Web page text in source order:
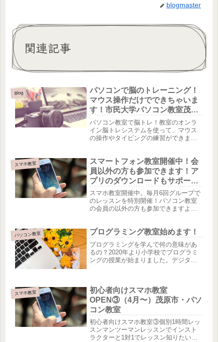
blogmaster
関連記事
Blog
パソコンで脳のトレーニング！
マウス操作だけでできちゃいま
す！市民大学パソコン教室茂原
校
パソコン教室で脳トレ！教室のオンラ
イン脳トレシステムを使って、マウス
の操作やタイピングの練習ができま
る！！初心者の方の体験用としてもご
案内しています。タイピングは色々な
レベ...
スマホ教室
スマートフォン教室開催中！会
員以外の方も参加できます！ア
プリのダウンロードもサポート
中！
スマホ教室開催中。毎月6回グループで
のレッスンを特別開催！パソコン教室
の会員の以外の方も参加できますよ〜
来ます。90分とゆっくりした時間を設
けていますので、困ったことなど遠...
パソコン教室 プログラミング教室始めます！
プログラミングを学んで何の意味があ
るの？2020年より小学校でプログラミ
ングの授業が始まりました。デジタル
問は、ただ一つの答えを導き出す力...
スマホ教室
初心者向けスマホ教室
OPEN③（4月〜）茂原市・パソ
コン教室
初心者向けスマホ教室③個別1時間レッ
スンマンツーマンレッスンでインスト
ラクターと1対1でレッスン知りたいと